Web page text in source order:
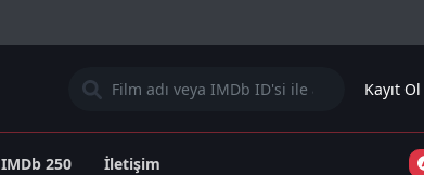
Kayıt Ol
IMDb 250 İletişim